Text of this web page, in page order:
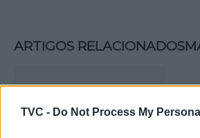
TVC - Do Not Process My
ARTIGOS RELACIONADOS